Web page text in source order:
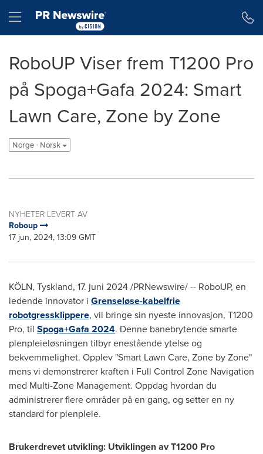
Hamburger menu
RoboUP Viser frem T1200 Pro
på Spoga+Gafa 2024: Smart
Lawn Care, Zone by Zone
Norge - Norsk
NYHETER LEVERT AV
Roboup
17 jun, 2024, 13:09 GMT
KÖLN, Tyskland, 17. juni 2024/PRNewswire/ -- RoboUP, en
ledende innovator i Grenseløse-kabelfrie
robotgressklippere, vil bringe sin nyeste innovasjon, T1200
Pro, til Spoga+Gafa 2024. Denne banebrytende smarte
plenpleieløsningen tilbyr enestående ytelse og
bekvemmelighet. Opplev "Smart Lawn Care, Zone by Zone"
mens vi demonstrerer kraften i Full Control Zone Navigation
med Multi-Zone Management. Oppdag hvordan du
administrerer flere områder på en gang, og setter en ny
standard for plenpleie.
Brukerdrevet utvikling: Utviklingen av T1200 Pro